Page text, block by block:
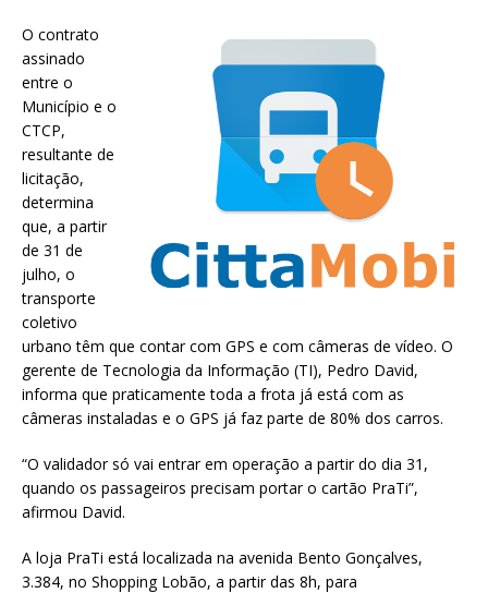
O contrato
assinado
entre o
Município e o
CTCP,
resultante de
licitação,
determina
que, a partir
de 31 de
julho, o
transporte
coletivo
urbano têm que contar com GPS e com câmeras de vídeo. O
gerente de Tecnologia da Informação (TI), Pedro David,
informa que praticamente toda a frota já está com as
câmeras instaladas e o GPS já faz parte de 80% dos carros.
“O validador só vai entrar em operação a partir do dia 31,
quando os passageiros precisam portar o cartão PraTi”,
afirmou David.
A loja PraTi está localizada na avenida Bento Gonçalves,
3.384, no Shopping Lobão, a partir das 8h, para